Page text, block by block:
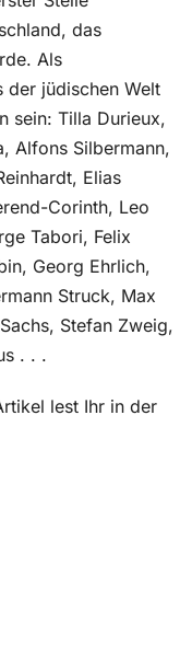
das
Als
der jüdischen Welt
sein: Tilla Durieux,
Alfons Silbermann,
Elias
Corinth, Leo
Tabori, Felix
Georg Ehrlich,
Struck, Max
Stefan Zweig,
. . .
lest Ihr in der